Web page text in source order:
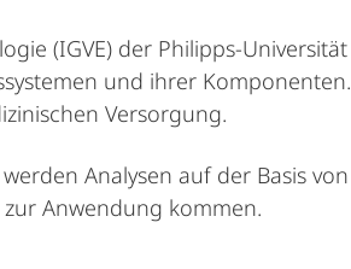
(IGVE) der Philipps-
und ihrer
Versorgung.
Analysen auf der Basis
Anwendung kommen.